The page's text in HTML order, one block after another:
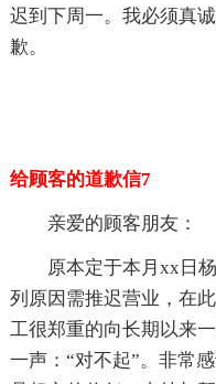
迟到下周一。我必须真
歉。
给顾客的道歉信7
亲爱的顾客朋友：
原本定于本月xx日
列原因需推迟营业，在
工很郑重的向长期以来
一声：“对不起”。非常